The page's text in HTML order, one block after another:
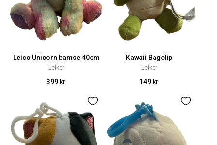
Leico Unicorn bamse 40cm
Leiker
399 kr
Kawaii Bagclip
Leiker
149 kr